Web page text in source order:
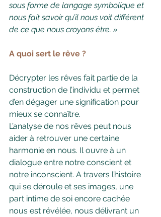
sous forme de langage symbolique et
nous fait savoir qu’il nous voit différent
de ce que nous croyons être. »
A quoi sert le rêve ?
Décrypter les rêves fait partie de la
construction de l’individu et permet
d’en dégager une signification pour
mieux se connaître.
L’analyse de nos rêves peut nous
aider à retrouver une certaine
harmonie en nous. Il ouvre à un
dialogue entre notre conscient et
notre inconscient. A travers l’histoire
qui se déroule et ses images, une
part intime de soi encore cachée
nous est révélée, nous délivrant un